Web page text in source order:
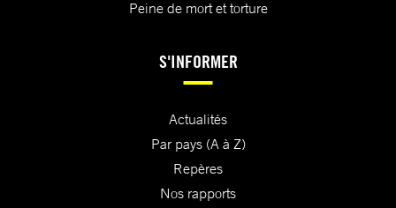
Peine de mort et torture
S'INFORMER
Actualités
Par pays (A à Z)
Repères
Nos rapports